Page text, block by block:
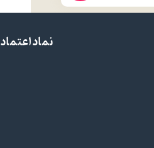
نماد اعتماد